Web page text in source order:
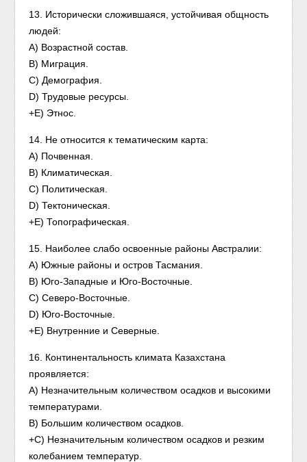
13. Исторически сложившаяся, устойчивая общность
людей:
A) Возрастной состав.
B) Миграция.
C) Демография.
D) Трудовые ресурсы.
+E) Этнос.
14. Не относится к тематическим карта:
A) Почвенная.
B) Климатическая.
C) Политическая.
D) Тектоническая.
+E) Топографическая.
15. Наиболее слабо освоенные районы Австралии:
A) Южные районы и остров Тасмания.
B) Юго-Западные и Юго-Восточные.
C) Северо-Восточные.
D) Юго-Восточные.
+E) Внутренние и Северные.
16. Континентальность климата Казахстана
проявляется:
A) Незначительным количеством осадков и высокими
температурами.
B) Большим количеством осадков.
+C) Незначительным количеством осадков и резким
колебанием температур.